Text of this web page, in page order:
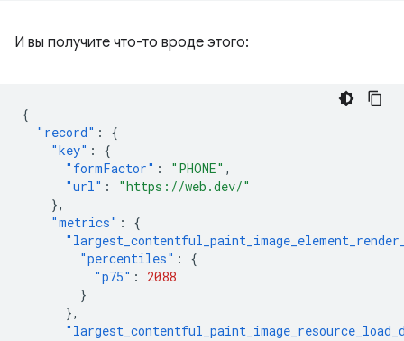
И вы получите что-то вроде этого:
{
"record" :
{
"key" :
{
"formFactor" : "PHONE" ,
"url" :
"https://web.dev/"
},
"metrics" :
{
"percentiles" :
{
"p75" :
2088
}
},